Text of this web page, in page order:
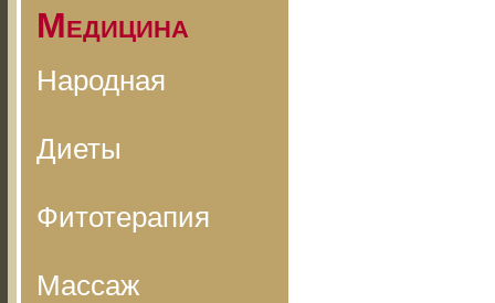
Медицина
Народная
Диеты
Фитотерапия
Массаж